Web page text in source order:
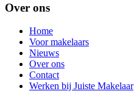
Over ons
Home
Voor makelaars
Nieuws
Over ons
Contact
Werken bij Juiste Makelaar